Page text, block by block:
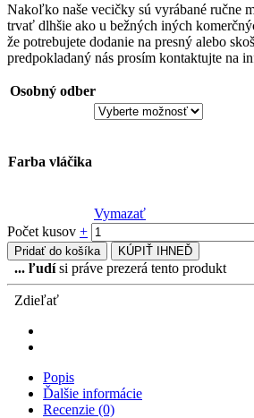
Nakoľko naše vecičky sú vyrábané ručne
trvať dlhšie ako u bežných iných
že potrebujete dodanie na presný alebo
predpokladaný nás prosím kontaktujte na
Osobný odber
Farba vláčika
Vymazať
Počet kusov +
Pridať do košíka KÚPIŤ IHNEĎ
... ľudísi práve prezerá tento produkt
Zdieľať
Popis
Ďalšie informácie
Recenzie (0)